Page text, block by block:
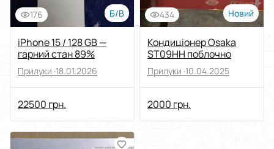
176 Б/В
iPhone 15 / 128 GB —
гарний стан 89%
Прилуки ·18.01.2026
22500 грн.
434 Новий
Кондиціонер Osaka
ST09HH поблочно
Прилуки ·10.04.2025
2000 грн.